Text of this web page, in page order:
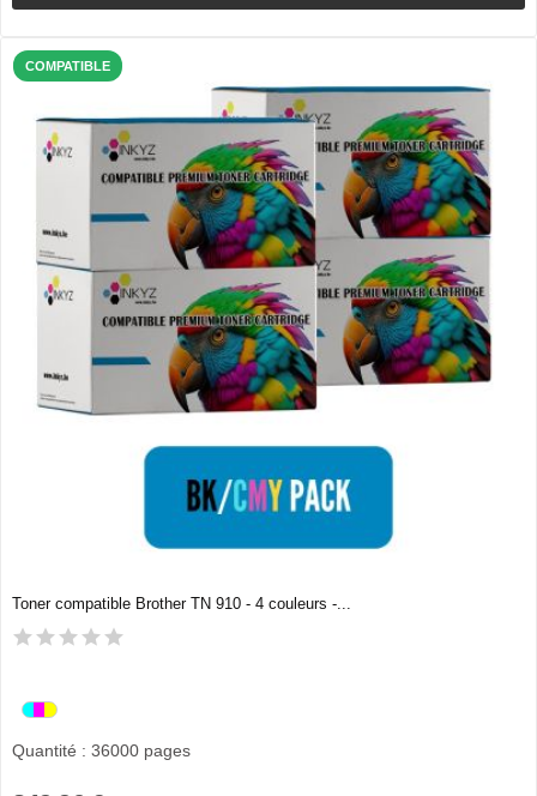
COMPATIBLE
Toner compatible Brother TN 910 - 4 couleurs -...
Quantité : 36000 pages